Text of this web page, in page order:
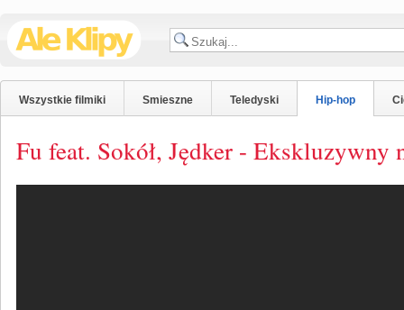
Wszystkie filmiki Smieszne Teledyski Hip-hop
Fu feat. Sokół, Jędker - Ekskluzywny